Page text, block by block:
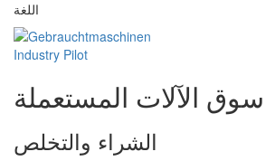
اللغة
سوق الآلات المستعملة
الشراء والتخلص